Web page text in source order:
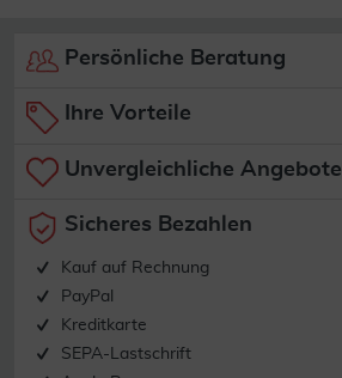
Persönliche Beratung
Ihre Vorteile
Unvergleichliche Angebote
Sicheres Bezahlen
Kauf auf Rechnung
PayPal
Kreditkarte
SEPA-Lastschrift